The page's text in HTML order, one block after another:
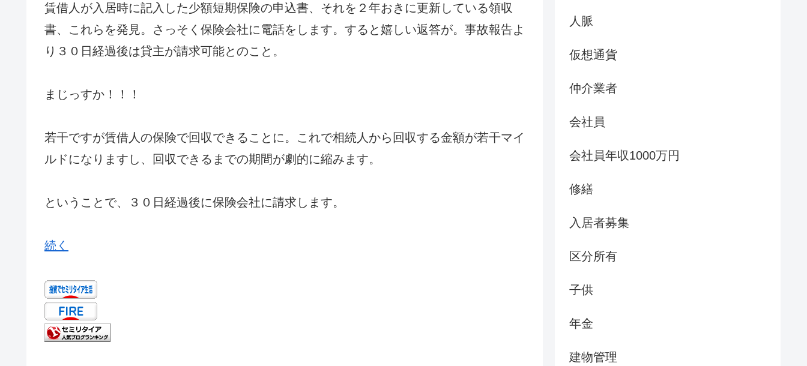
賃借人が入居時に記入した少額短期保険の申込書、それを２年おきに更新している領収
書、これらを発見。さっそく保険会社に電話をします。すると嬉しい返答が。事故報告よ
り３０日経過後は貸主が請求可能とのこと。
まじっすか！！！
若干ですが賃借人の保険で回収できることに。これで相続人から回収する金額が若干マイ
ルドになりますし、回収できるまでの期間が劇的に縮みます。
ということで、３０日経過後に保険会社に請求します。
続く
人脈
仮想通貨
仲介業者
会社員
会社員年収1000万円
修繕
入居者募集
区分所有
子供
年金
建物管理